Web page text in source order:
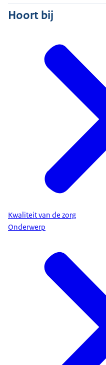
Hoort bij
Kwaliteit van de zorg
Onderwerp